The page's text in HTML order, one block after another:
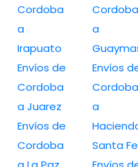
Cordoba
a
Irapuato
Envíos de
Cordoba
a Juarez
Envíos de
Cordoba
Cordoba
a
Envíos
Cordoba
a
Santa Fe